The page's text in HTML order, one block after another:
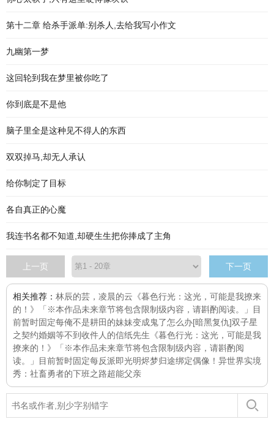
第十二章 给杀手派单:别杀人,去给我写小作文
九幽第一梦
这回轮到我在梦里被你吃了
你到底是不是他
脑子里全是这种见不得人的东西
双双掉马,却无人承认
给你制定了目标
各自真正的心魔
我连书名都不知道,却硬生生把你捧成了主角
上一页 下一页
相关推荐： 林辰的芸，凌晨的云 《暮色行光：这光，可能是我撩来
的！》「※本作品未来章节将包含限制级内容，请斟酌阅读。」目
前暂时固定每俺不是耕田的妹妹变成鬼了怎么办[暗黑复仇]双子星
之契约婚姻等不到收件人的信纸先生 《暮色行光：这光，可能是我
撩来的！》「※本作品未来章节将包含限制级内容，请斟酌阅
读。」目前暂时固定每反派即光明烬梦归途绑定偶像！ 异世界实境
秀：社畜勇者的下班之路超能父亲